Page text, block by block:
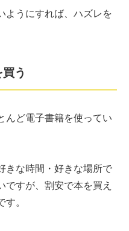
ようにすれば、ハズレを
う
んど電子書籍を使ってい
きな時間・好きな場所で
ですが、割安で本を買え
。